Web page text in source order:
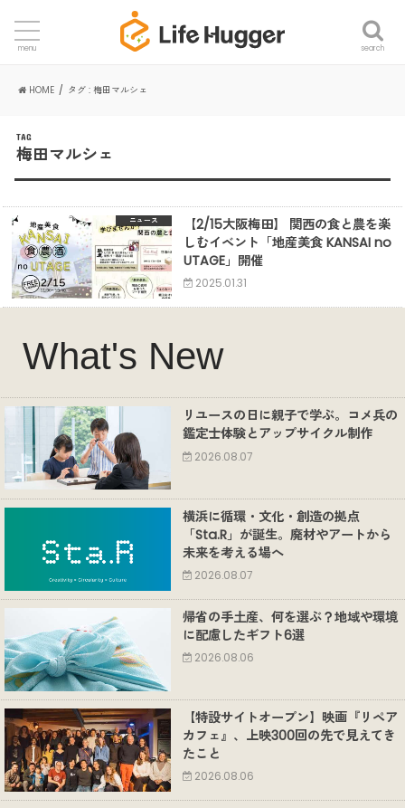
search
menu
HOME タグ : 梅田マルシェ
TAG
梅田マルシェ
ニュース
【2/15大阪梅田】 関西の食と農を楽
しむイベント「地産美食 KANSAI no
UTAGE」開催
2025.01.31
What's New
リユースの日に親子で学ぶ。コメ兵の
鑑定士体験とアップサイクル制作
2026.08.07
横浜に循環・文化・創造の拠点
「Sta.R」が誕生。廃材やアートから
未来を考える場へ
2026.08.07
帰省の手土産、何を選ぶ？地域や環境
に配慮したギフト6選
2026.08.06
【特設サイトオープン】映画『リペア
カフェ』、上映300回の先で見えてき
たこと
2026.08.06